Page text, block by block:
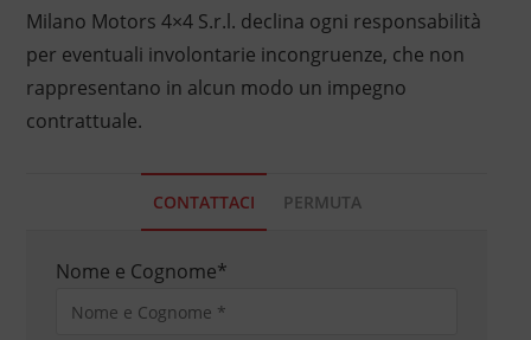
Milano Motors 4×4 S.r.l. declina ogni responsabilità
per eventuali involontarie incongruenze, che non
rappresentano in alcun modo un impegno
contrattuale.
CONTATTACI PERMUTA
Nome e Cognome*